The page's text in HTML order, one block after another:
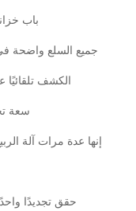
باب
جميع السلع واضحة
الكشف تلقائيًا
سعة
إنها عدة مرات آلة
حقق تجديدًا